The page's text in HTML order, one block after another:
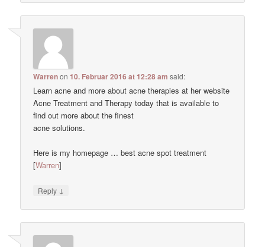
Warrenon10. Februar 2016 at 12:28 am said:
Learn acne and more about acne therapies at her website
Acne Treatment and Therapy today that is available to
find out more about the finest
acne solutions.
Here is my homepage … best acne spot treatment
[Warren]
Reply ↓